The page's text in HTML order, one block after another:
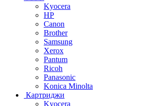
Kyocera
HP
Canon
Brother
Samsung
Xerox
Pantum
Ricoh
Panasonic
Konica Minolta
Картриджи
Kyocera